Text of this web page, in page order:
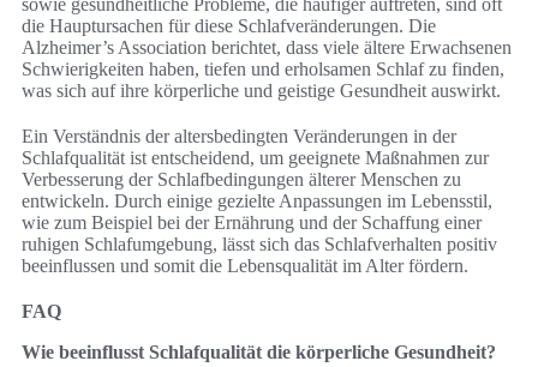
sowie gesundheitliche Probleme, die häufiger auftreten, sind oft
die Hauptursachen für diese Schlafveränderungen. Die
Alzheimer’s Association berichtet, dass viele ältere Erwachsenen
Schwierigkeiten haben, tiefen und erholsamen Schlaf zu finden,
was sich auf ihre körperliche und geistige Gesundheit auswirkt.
Ein Verständnis der altersbedingten Veränderungen in der
Schlafqualität ist entscheidend, um geeignete Maßnahmen zur
Verbesserung der Schlafbedingungen älterer Menschen zu
entwickeln. Durch einige gezielte Anpassungen im Lebensstil,
wie zum Beispiel bei der Ernährung und der Schaffung einer
ruhigen Schlafumgebung, lässt sich das Schlafverhalten positiv
beeinflussen und somit die Lebensqualität im Alter fördern.
FAQ
Wie beeinflusst Schlafqualität die körperliche Gesundheit?